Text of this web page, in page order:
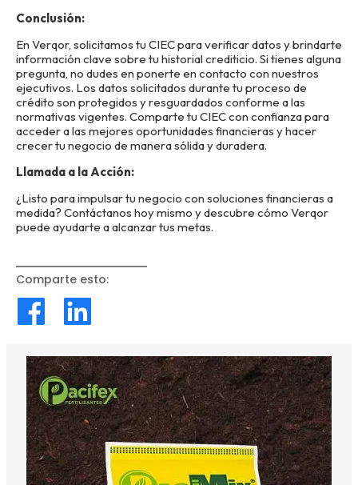
Conclusión:
En Verqor, solicitamos tu CIEC para verificar datos y brindarte
información clave sobre tu historial crediticio. Si tienes alguna
pregunta, no dudes en ponerte en contacto con nuestros
ejecutivos. Los datos solicitados durante tu proceso de
crédito son protegidos y resguardados conforme a las
normativas vigentes. Comparte tu CIEC con confianza para
acceder a las mejores oportunidades financieras y hacer
crecer tu negocio de manera sólida y duradera.
Llamada a la Acción:
¿Listo para impulsar tu negocio con soluciones financieras a
medida? Contáctanos hoy mismo y descubre cómo Verqor
puede ayudarte a alcanzar tus metas.
Comparte esto: